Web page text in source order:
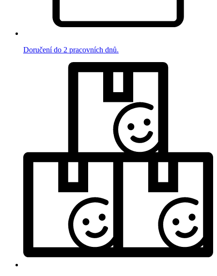
Doručení do 2 pracovních dnů.